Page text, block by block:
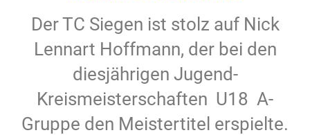
Der TC Siegen ist stolz auf Nick
Lennart Hoffmann, der bei den
diesjährigen Jugend-
Kreismeisterschaften U18 A-
Gruppe den Meistertitel erspielte.